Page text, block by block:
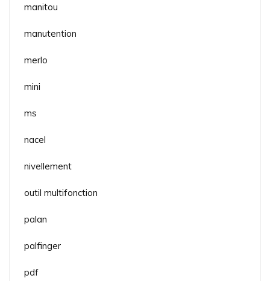
manitou
manutention
merlo
mini
ms
nacel
nivellement
outil multifonction
palan
palfinger
pdf